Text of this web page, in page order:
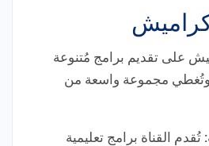
على تقديم برامج مُتنوعة
وتُغطي مجموعة واسعة من
تُقدم القناة برامج تعليمية